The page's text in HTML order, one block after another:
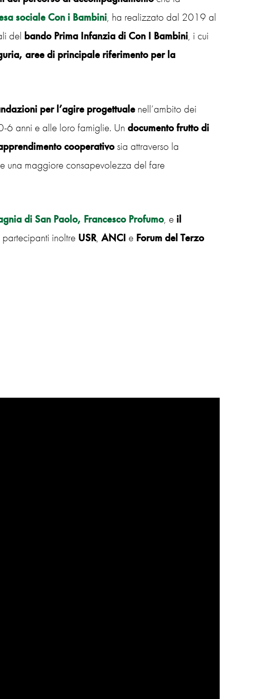
sociale Con i Bambini, ha realizzato dal 2019 al
del bando Prima Infanzia di Con I Bambini, i cui
aree di principale riferimento per la
per l’agire progettualenell’ambito dei
6 anni e alle loro famiglie. Un documento frutto di
cooperativosia attraverso la
una maggiore consapevolezza del fare
di San Paolo, Francesco Profumo, e il
partecipanti inoltre USR, ANCI e Forum del Terzo